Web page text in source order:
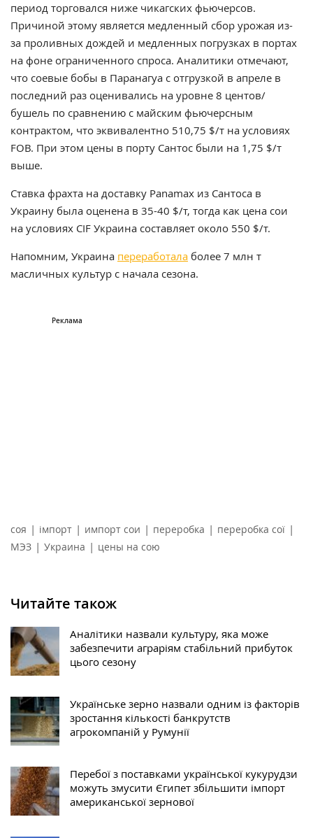
период торговался ниже чикагских фьючерсов.
Причиной этому является медленный сбор урожая из-
за проливных дождей и медленных погрузках в портах
на фоне ограниченного спроса. Аналитики отмечают,
что соевые бобы в Паранагуа с отгрузкой в апреле в
последний раз оценивались на уровне 8 центов/
бушель по сравнению с майским фьючерсным
контрактом, что эквивалентно 510,75 $/т на условиях
FOB. При этом цены в порту Сантос были на 1,75 $/т
выше.
Ставка фрахта на доставку Panamax из Сантоса в
Украину была оценена в 35-40 $/т, тогда как цена сои
на условиях CIF Украина составляет около 550 $/т.
Напомним, Украина переработала более 7 млн т
масличных культур с начала сезона.
соя | імпорт | импорт сои | переробка | переробка сої |
МЭЗ | Украина | цены на сою
Читайте також
Аналітики назвали культуру, яка може
забезпечити аграріям стабільний прибуток
цього сезону
Українське зерно назвали одним із факторів
зростання кількості банкрутств
агрокомпаній у Румунії
Перебої з поставками української кукурудзи
можуть змусити Єгипет збільшити імпорт
американської зернової